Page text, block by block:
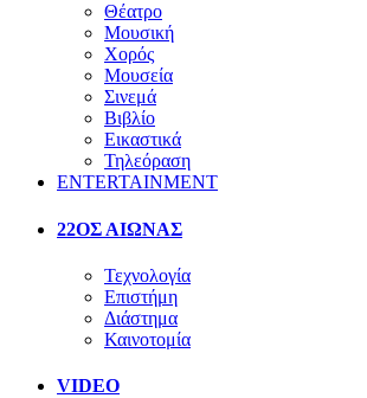
Θέατρο
Μουσική
Χορός
Μουσεία
Σινεμά
Βιβλίο
Εικαστικά
Τηλεόραση
ENTERTAINMENT
22ΟΣ ΑΙΩΝΑΣ
Τεχνολογία
Επιστήμη
Διάστημα
Καινοτομία
VIDEO